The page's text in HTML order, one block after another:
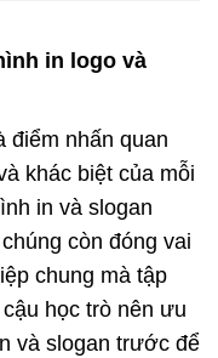
in logo và
điểm nhấn quan
khác biệt của mỗi
in và slogan
còn đóng vai
chung mà tập
học trò nên ưu
và slogan trước để